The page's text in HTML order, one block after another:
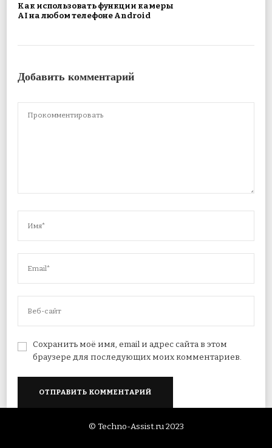
Как использовать функции камеры
AI на любом телефоне Android
Добавить комментарий
Сохранить моё имя, email и адрес сайта в этом
браузере для последующих моих комментариев.
© Techno-Assist.ru 2023